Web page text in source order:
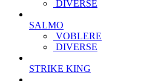
DIVERSE
SALMO
VOBLERE
DIVERSE
STRIKE KING